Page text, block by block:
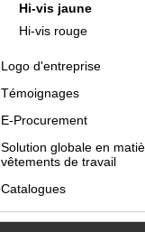
Hi-vis jaune
Hi-vis rouge
Logo d'entreprise
Témoignages
E-Procurement
Solution globale en
vêtements de travail
Catalogues